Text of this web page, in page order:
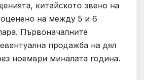
китайското звено на
оценено на между 5 и 6
Първоначалните
продажба на дял
ноември миналата година.